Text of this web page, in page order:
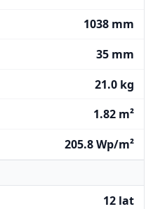
1038 mm
35 mm
21.0 kg
1.82 m²
205.8 Wp/m²
12 lat